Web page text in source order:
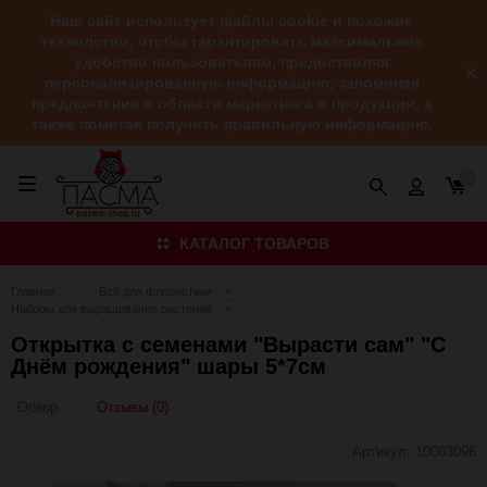
Наш сайт использует файлы cookie и похожие
технологии, чтобы гарантировать максимальное
удобство пользователям, предоставляя
персонализированную информацию, запоминая
предпочтения в области маркетинга и продукции, а
также помогая получить правильную информацию.
КАТАЛОГ ТОВАРОВ
Открытка с семенами "Вырасти сам" "С
Днём рождения" шары 5*7см
Отзывы (0)